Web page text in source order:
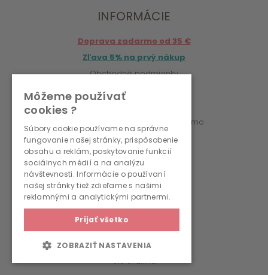
INFORMÁCIE
Doprava zadarmo od 35 €
Zľava 5% na prvý nákup
Obchodné podmienky
Platba a doručenie
Vrátenie / výmena tovaru zadarmo
Online odstúpenie od zmluvy
Ochrana osobných údajov
Cookies
KONTAKT
Noelo.sk
Svätoplukova 5
010 01 Žilina
Môžeme používať
cookies ?
Súbory cookie používame na správne
fungovanie našej stránky, prispôsobenie
obsahu a reklám, poskytovanie funkcií
sociálnych médií a na analýzu
návštevnosti. Informácie o používaní
našej stránky tiež zdieľame s našimi
reklamnými a analytickými partnermi.
Prijať všetko
ZOBRAZIŤ NASTAVENIA